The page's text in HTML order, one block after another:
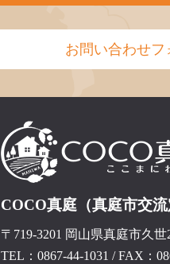
お問い合わせフ
COCO真庭（真庭市交流
〒719-3201 岡山県真庭市久世
TEL：0867-44-1031 /FAX：